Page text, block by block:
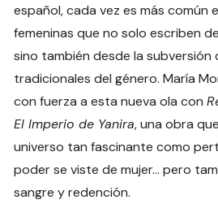
español, cada vez es más común
femeninas que no solo escriben
sino también desde la subversión
tradicionales del género. María
con fuerza a esta nueva ola con
El Imperio de Yanira, una obra
universo tan fascinante como
poder se viste de mujer… pero
sangre y redención.